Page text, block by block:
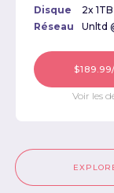
Disque
2x 1TB
Réseau
Unltd
Voir les